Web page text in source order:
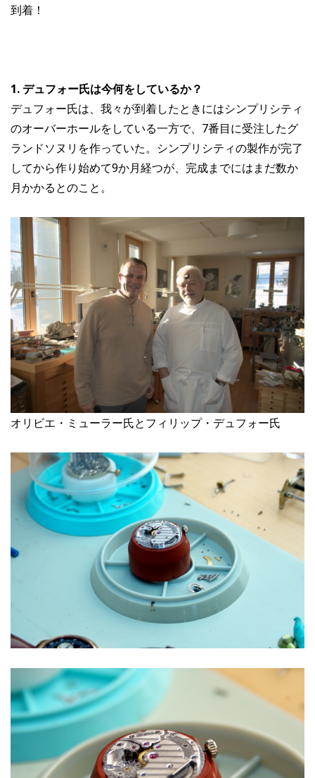
到着！
1. デュフォー氏は今何をしているか？
デュフォー氏は、我々が到着したときにはシンプリシティ
のオーバーホールをしている一方で、7番目に受注したグ
ランドソヌリを作っていた。シンプリシティの製作が完了
してから作り始めて9か月経つが、完成までにはまだ数か
月かかるとのこと。
オリビエ・ミューラー氏とフィリップ・デュフォー氏